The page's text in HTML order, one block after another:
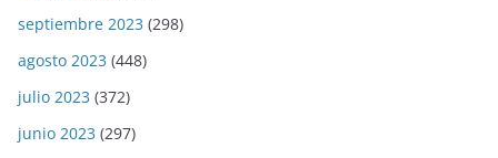
septiembre 2023 (298)
agosto 2023 (448)
julio 2023 (372)
junio 2023 (297)